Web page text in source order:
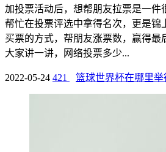
加投票活动后，想帮朋友拉票是一件
帮忙在投票评选中拿得名次，更是锦
买票的方式，帮朋友涨票数，赢得最
大家讲一讲，网络投票多少...
2022-05-24 421 篮球世界杯在哪里举